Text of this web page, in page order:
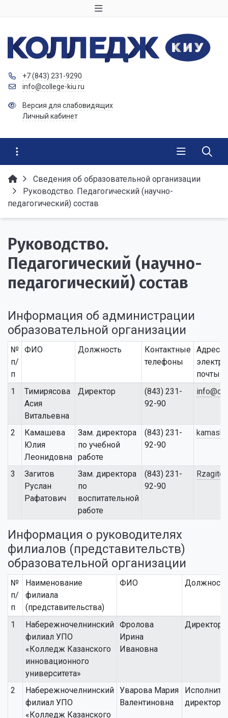
+7 (843) 231-9290
info@college-kiu.ru
Версия для слабовидящих
Личный кабинет
Сведения об образовательной организации
Руководство. Педагогический (научно-
педагогический) состав
Руководство.
Педагогический (научно-
педагогический) состав
Информация об администрации
образовательной организации
№
п/
п
ФИО Должность
Контактные
телефоны
Адреса
почты
1
Тимирясова
Асия
Витальевна
Директор
(843) 231-
92-90
2
Камашева
Юлия
Леонидовна
Зам. директора
по учебной
работе
(843) 231-
92-90
3
Загитов
Руслан
Рафатович
Зам. директора
по
воспитательной
работе
(843) 231-
92-90
Информация о руководителях
филиалов (представительств)
образовательной организации
№
п/
п
Наименование
филиала
(представительства)
ФИО Должность
1
Набережночелнинский
филиал УПО
«Колледж Казанского
инновационного
университета»
Фролова
Ирина
Ивановна
Директор
2
Набережночелнинский
филиал УПО
«Колледж Казанского
Уварова Мария
Валентиновна
директор